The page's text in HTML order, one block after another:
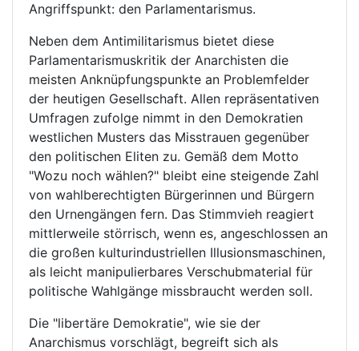
Angriffspunkt: den Parlamentarismus.
Neben dem Antimilitarismus bietet diese
Parlamentarismuskritik der Anarchisten die
meisten Anknüpfungspunkte an Problemfelder
der heutigen Gesellschaft. Allen repräsentativen
Umfragen zufolge nimmt in den Demokratien
westlichen Musters das Misstrauen gegenüber
den politischen Eliten zu. Gemäß dem Motto
"Wozu noch wählen?" bleibt eine steigende Zahl
von wahlberechtigten Bürgerinnen und Bürgern
den Urnengängen fern. Das Stimmvieh reagiert
mittlerweile störrisch, wenn es, angeschlossen an
die großen kulturindustriellen Illusionsmaschinen,
als leicht manipulierbares Verschubmaterial für
politische Wahlgänge missbraucht werden soll.
Die "libertäre Demokratie", wie sie der
Anarchismus vorschlägt, begreift sich als